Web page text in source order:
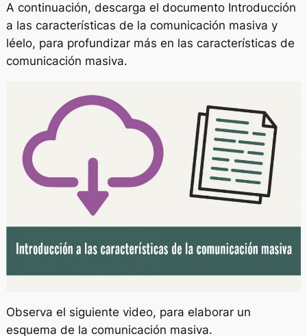
A continuación, descarga el documento Introducción
a las características de la comunicación masiva y
léelo, para profundizar más en las características de
comunicación masiva.
Observa el siguiente video, para elaborar un
esquema de la comunicación masiva.